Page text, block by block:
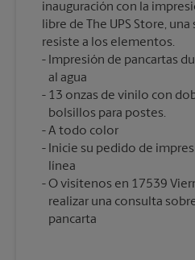
inauguración con la
libre de The UPS Store,
resiste a los elementos.
Impresión de pancartas
al agua
13 onzas de vinilo con
bolsillos para postes.
A todo color
Inicie su pedido de
línea
O visítenos en 17539
realizar una consulta
pancarta